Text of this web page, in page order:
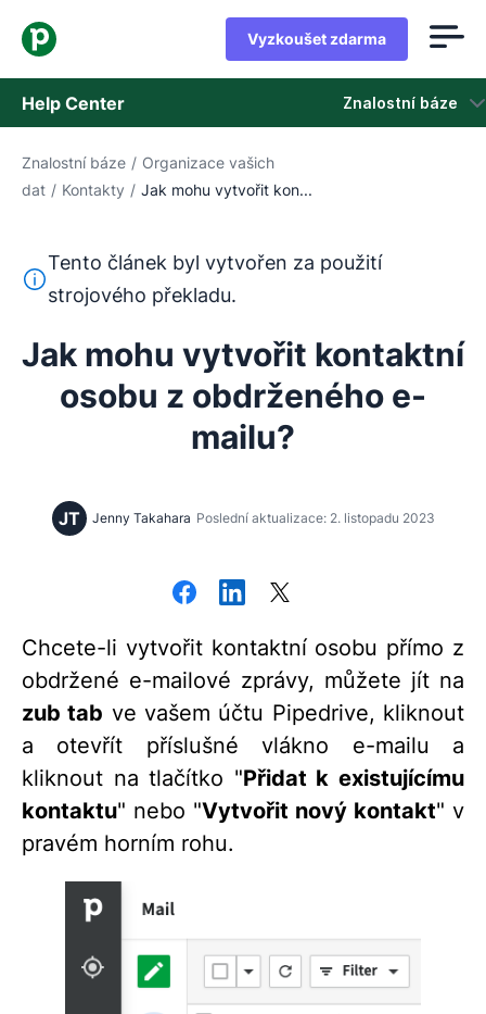
Vyzkoušet zdarma
Help Center Znalostní báze
Znalostní báze
Kontaktovat podporu
Znalostní báze / Organizace vašich
dat / Kontakty / Jak mohu vytvořit kon...
Tento text byl přeložen z angličtiny pomocí nástroje
Tento článek byl vytvořen za použití
strojového překladu.
Jak mohu vytvořit kontaktní
osobu z obdrženého e-
mailu?
JT Jenny Takahara Poslední aktualizace: 2. listopadu 2023
Chcete-li vytvořit kontaktní osobu přímo z
obdržené e-mailové zprávy, můžete jít na
zub tab ve vašem účtu Pipedrive, kliknout
a otevřít příslušné vlákno e-mailu a
kliknout na tlačítko "Přidat k existujícímu
kontaktu" nebo "Vytvořit nový kontakt" v
pravém horním rohu.